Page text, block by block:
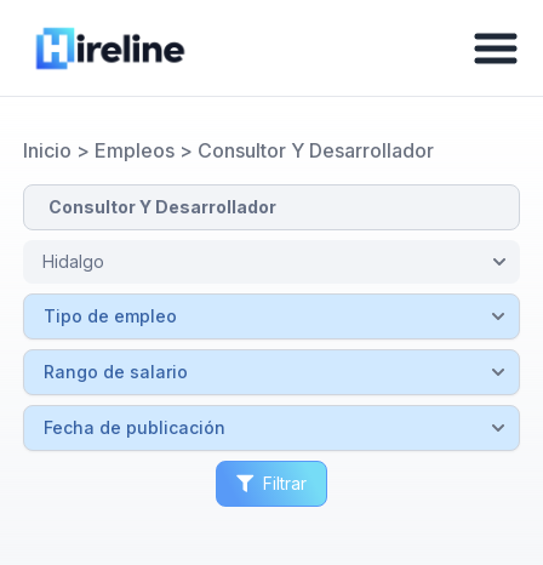
Inicio > Empleos> Consultor Y Desarrollador
Filtrar